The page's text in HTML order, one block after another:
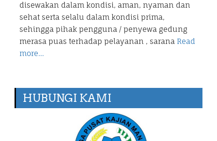
disewakan dalam kondisi, aman, nyaman dan
sehat serta selalu dalam kondisi prima,
sehingga pihak pengguna / penyewa gedung
merasa puas terhadap pelayanan , sarana Read
more…
HUBUNGI KAMI